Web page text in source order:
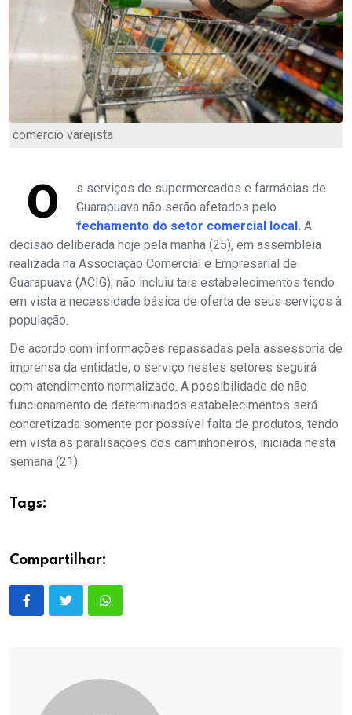
comercio varejista
O
s serviços de supermercados e farmácias de
Guarapuava não serão afetados pelo
fechamento do setor comercial local. A
decisão deliberada hoje pela manhã (25), em assembleia
realizada na Associação Comercial e Empresarial de
Guarapuava (ACIG), não incluiu tais estabelecimentos tendo
em vista a necessidade básica de oferta de seus serviços à
população.
De acordo com informações repassadas pela assessoria de
imprensa da entidade, o serviço nestes setores seguirá
com atendimento normalizado. A possibilidade de não
funcionamento de determinados estabelecimentos será
concretizada somente por possível falta de produtos, tendo
em vista as paralisações dos caminhoneiros, iniciada nesta
semana (21).
Tags:
Compartilhar: